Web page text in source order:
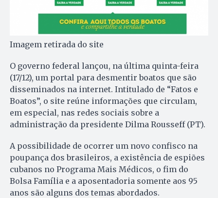
Imagem retirada do site
O governo federal lançou, na última quinta-feira
(17/12), um portal para desmentir boatos que são
disseminados na internet. Intitulado de “Fatos e
Boatos”, o site reúne informações que circulam,
em especial, nas redes sociais sobre a
administração da presidente Dilma Rousseff (PT).
A possibilidade de ocorrer um novo confisco na
poupança dos brasileiros, a existência de espiões
cubanos no Programa Mais Médicos, o fim do
Bolsa Família e a aposentadoria somente aos 95
anos são alguns dos temas abordados.